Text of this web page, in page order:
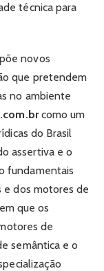
técnica para
novos
que pretendem
no ambiente
como um
do Brasil
assertiva e o
fundamentais
e dos motores de
que os
de
semântica e o